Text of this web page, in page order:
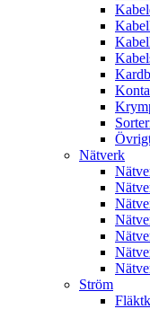
Nätverk
Ström